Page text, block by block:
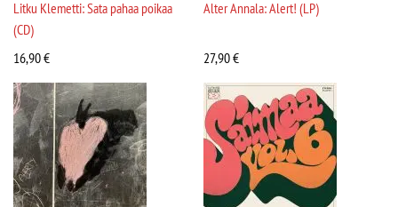
Litku Klemetti: Sata pahaa poikaa
(CD)
16,90€
Alter Annala: Alert! (LP)
27,90€